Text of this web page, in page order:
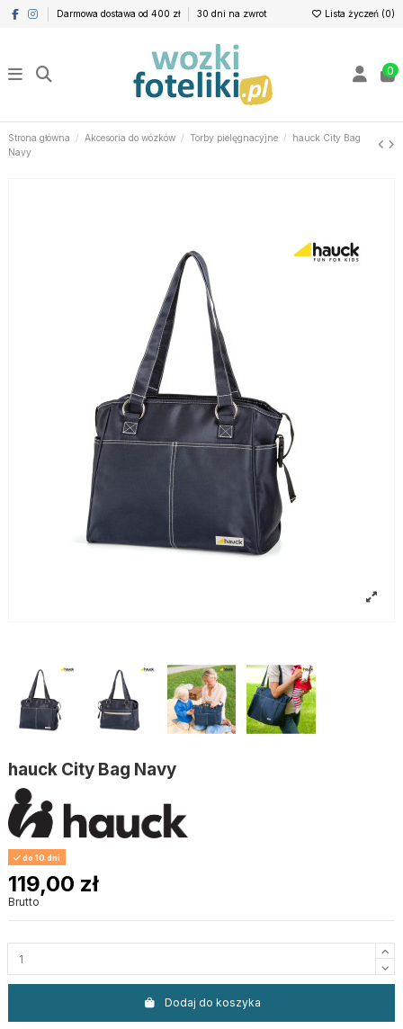
Darmowa dostawa od 400 zł 30 dni na zwrot Lista życzeń (0)
0
Strona główna Akcesoria do wózków Torby pielęgnacyjne
hauck City Bag
Navy
hauck City Bag Navy
do 10 dni
119,00 zł
Brutto
Dodaj do koszyka